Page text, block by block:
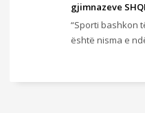
gjimnazeve
“Sporti bashkon
është nisma e